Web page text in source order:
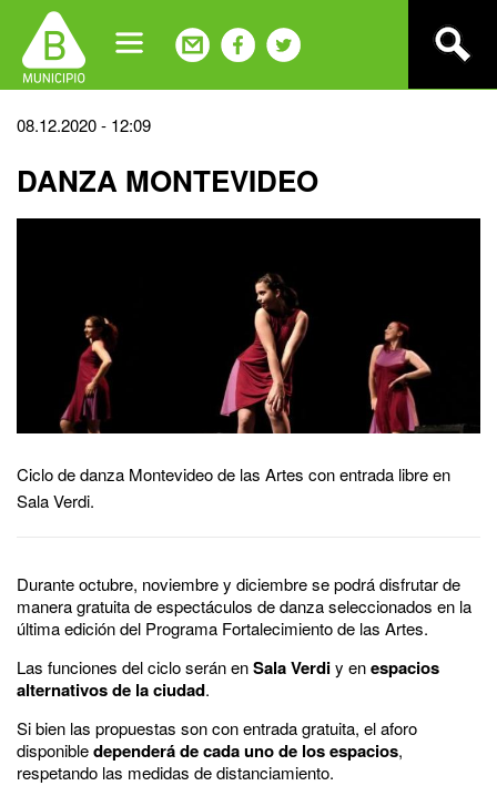
navigation
Back
top
08.12.2020 - 12:09
DANZA MONTEVIDEO
Ciclo de danza Montevideo de las Artes con entrada libre en
Sala Verdi.
Durante octubre, noviembre y diciembre se podrá disfrutar de
manera gratuita de espectáculos de danza seleccionados en la
última edición del Programa Fortalecimiento de las Artes.
Las funciones del ciclo serán enSala Verdiy enespacios
alternativos de la ciudad.
Si bien las propuestas son con entrada gratuita, el aforo
disponibledependerá de cada uno de los espacios,
respetando las medidas de distanciamiento.